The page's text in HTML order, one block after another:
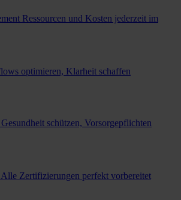
Ressourcen und Kosten jederzeit im
optimieren, Klarheit schaffen
Gesundheit schützen, Vorsorgepflichten
Alle Zertifizierungen perfekt vorbereitet